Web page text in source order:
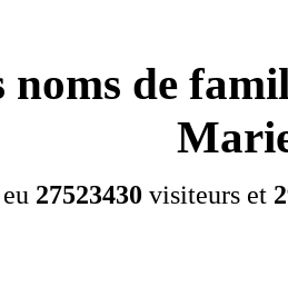
noms de
27523430 visiteurs et